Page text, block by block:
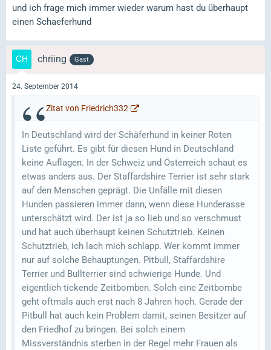
und ich frage mich immer wieder warum hast du überhaupt
einen Schaeferhund
chriing Gast
24. September 2014
Zitat von Friedrich332
In Deutschland wird der Schäferhund in keiner Roten
Liste geführt. Es gibt für diesen Hund in Deutschland
keine Auflagen. In der Schweiz und Österreich schaut es
etwas anders aus. Der Staffardshire Terrier ist sehr stark
auf den Menschen geprägt. Die Unfälle mit diesen
Hunden passieren immer dann, wenn diese Hunderasse
unterschätzt wird. Der ist ja so lieb und so verschmust
und hat auch überhaupt keinen Schutztrieb. Keinen
Schutztrieb, ich lach mich schlapp. Wer kommt immer
nur auf solche Behauptungen. Pitbull, Staffardshire
Terrier und Bullterrier sind schwierige Hunde. Und
eigentlich tickende Zeitbomben. Solch eine Zeitbombe
geht oftmals auch erst nach 8 Jahren hoch. Gerade der
Pitbull hat auch kein Problem damit, seinen Besitzer auf
den Friedhof zu bringen. Bei solch einem
Missverständnis sterben in der Regel mehr Frauen als